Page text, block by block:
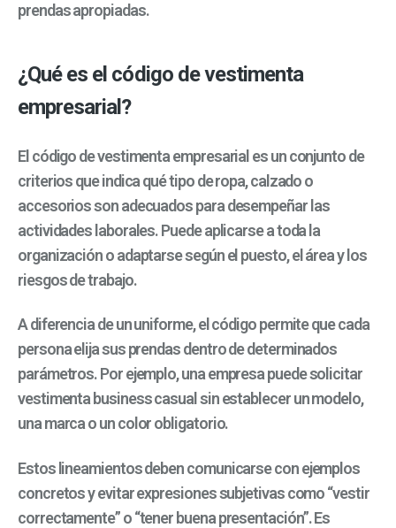
prendas apropiadas.
¿Qué es el código de vestimenta
empresarial?
Elcódigo de vestimenta empresariales un conjunto de
criterios que indica qué tipo de ropa, calzado o
accesorios son adecuados para desempeñar las
actividades laborales. Puede aplicarse a toda la
organización o adaptarse según el puesto, el área y los
riesgos de trabajo.
A diferencia de un uniforme, el código permite que cada
persona elija sus prendas dentro de determinados
parámetros. Por ejemplo, una empresa puede solicitar
vestimenta business casual sin establecer un modelo,
una marca o un color obligatorio.
Estos lineamientos deben comunicarse con ejemplos
concretos y evitar expresiones subjetivas como “vestir
correctamente” o “tener buena presentación”. Es